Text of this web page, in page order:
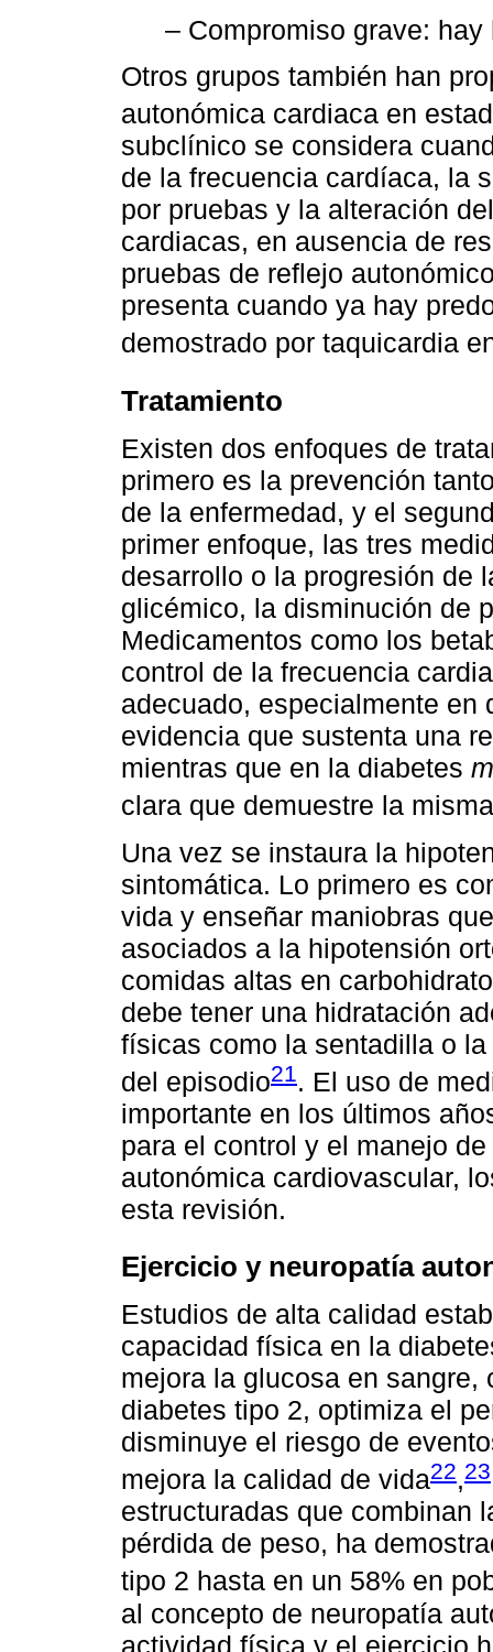
– Compromiso grave:
Otros grupos también han
autonómica cardiaca en
subclínico se considera
de la frecuencia cardíaca, la
por pruebas y la alteración
cardiacas, en ausencia de
pruebas de reflejo
presenta cuando ya hay
demostrado por taquicardia
Tratamiento
Existen dos enfoques de
primero es la prevención
de la enfermedad, y el
primer enfoque, las tres
desarrollo o la progresión de
glicémico, la disminución de
Medicamentos como los
control de la frecuencia
adecuado, especialmente en
evidencia que sustenta una
mientras que en la diabetes
clara que demuestre la
Una vez se instaura la
sintomática. Lo primero es
vida y enseñar maniobras
asociados a la hipotensión
comidas altas en
debe tener una hidratación
físicas como la sentadilla o
del episodio21 . El uso de
importante en los últimos
para el control y el manejo
autonómica cardiovascular,
esta revisión.
Ejercicio y neuropatía
Estudios de alta calidad
capacidad física en la
mejora la glucosa en sangre,
diabetes tipo 2, optimiza el
disminuye el riesgo de
mejora la calidad de vida22,23
estructuradas que combinan
pérdida de peso, ha
tipo 2 hasta en un 58% en
al concepto de neuropatía
actividad física y el ejercicio